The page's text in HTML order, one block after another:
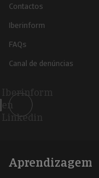
Contactos
Iberinform
FAQs
Canal de denúncias
Iberinform
en
Linkedin
Aprendizagem